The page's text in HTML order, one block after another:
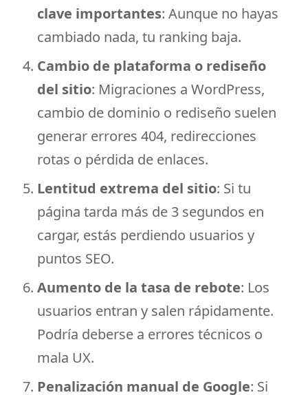
clave importantes: Aunque no hayas
cambiado nada, tu ranking baja.
Cambio de plataforma o rediseño
del sitio: Migraciones a WordPress,
cambio de dominio o rediseño suelen
generar errores 404, redirecciones
rotas o pérdida de enlaces.
Lentitud extrema del sitio: Si tu
página tarda más de 3 segundos en
cargar, estás perdiendo usuarios y
puntos SEO.
Aumento de la tasa de rebote: Los
usuarios entran y salen rápidamente.
Podría deberse a errores técnicos o
mala UX.
Penalización manual de Google: Si